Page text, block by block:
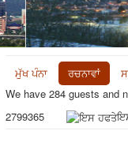
ਮੁੱਖ ਪੰਨਾ ਰਚਨਾਵਾਂ
We have 284 guests and
2799365